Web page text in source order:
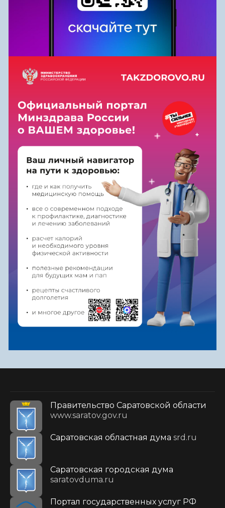
Правительство Саратовской области
www.saratov.gov.ru
Саратовская областная дума srd.ru
Саратовская городская дума
saratovduma.ru
Портал государственных услуг РФ